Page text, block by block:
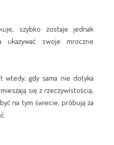
szybko zostaje jednak
ukazywać swoje mroczne
wtedy, gdy sama nie dotyka
się z rzeczywistością,
na tym świecie, próbują za